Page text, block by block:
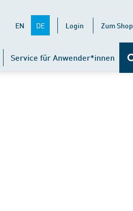
EN DE Login Zum Shop
Service für Anwender*innen